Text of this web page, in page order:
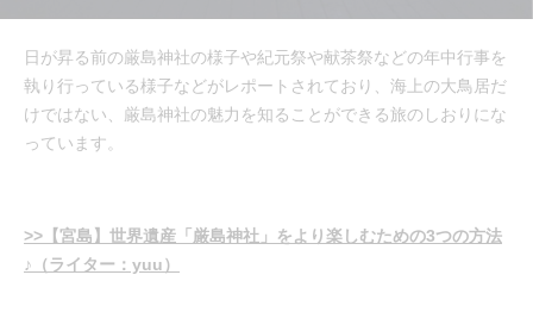
日が昇る前の厳島神社の様子や紀元祭や献茶祭などの年中行事を
執り行っている様子などがレポートされており、海上の大鳥居だ
けではない、厳島神社の魅力を知ることができる旅のしおりにな
っています。
>>【宮島】世界遺産「厳島神社」をより楽しむための3つの方法
♪（ライター：yuu）